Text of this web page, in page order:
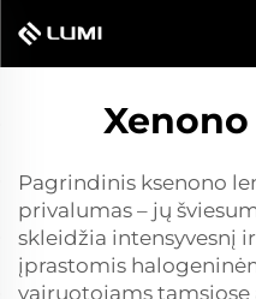
Pagrindinis ksenono
privalumas – jų
skleidžia intensyvesnį
įprastomis
vairuotojams tamsiose